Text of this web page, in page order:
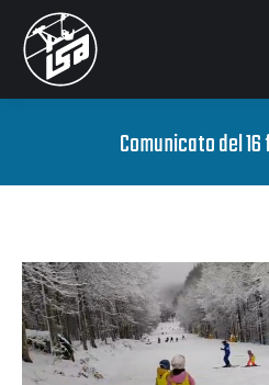
Comunicato del